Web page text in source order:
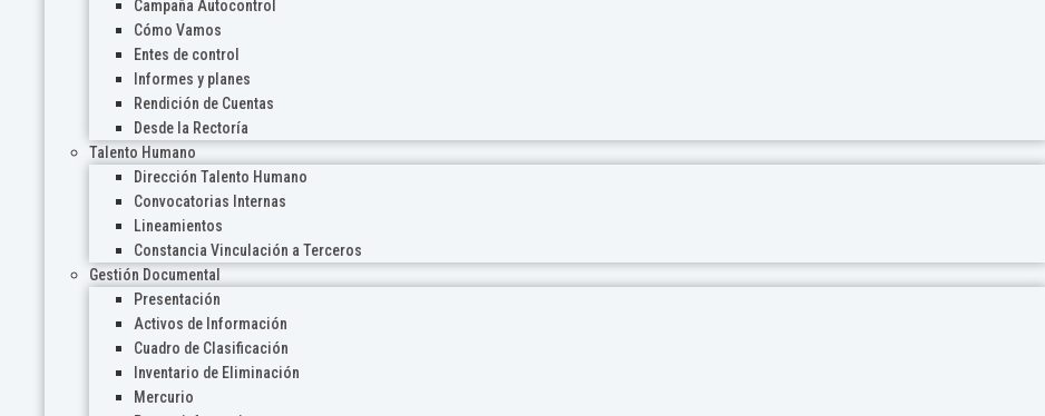
Campaña Autocontrol
Cómo Vamos
Entes de control
Informes y planes
Rendición de Cuentas
Desde la Rectoría
Talento Humano
Dirección Talento Humano
Convocatorias Internas
Lineamientos
Constancia Vinculación a Terceros
Gestión Documental
Presentación
Activos de Información
Cuadro de Clasificación
Inventario de Eliminación
Mercurio